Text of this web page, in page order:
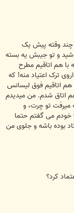
چند وقته پیش یک
و تو جیبش یه بسته
هم اتاقیم مطرح
ترک اعتیاد منه! که
اتاقیم فوق لیسانس
اتاق شدم. من میدیدم
میرفت تو چرت، و
خودم می گفتم حتما
بوده باشه و جلوی من